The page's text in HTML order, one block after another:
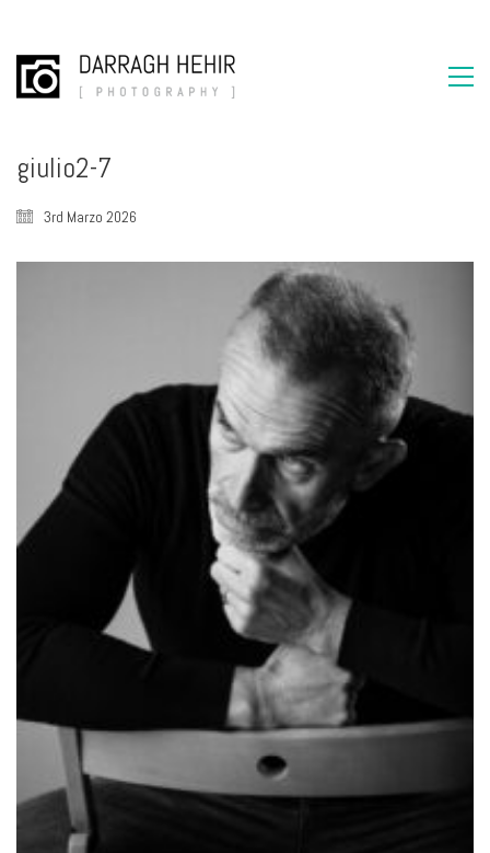
giulio2-7
3rd Marzo 2026